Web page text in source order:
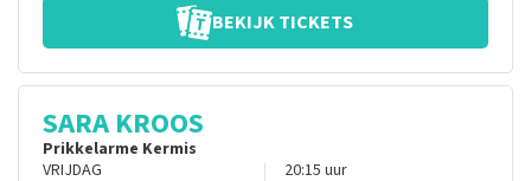
BEKIJK TICKETS
SARA KROOS
Prikkelarme Kermis
VRIJDAG
20:15 uur